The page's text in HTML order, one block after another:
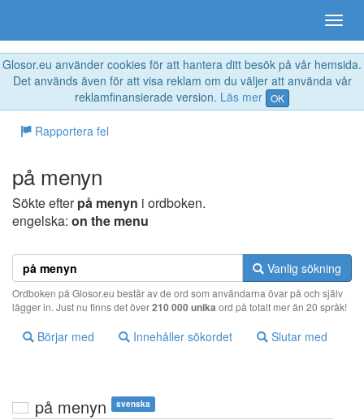
Glosor.eu använder cookies för att hantera ditt besök på vår hemsida.
Det används även för att visa reklam om du väljer att använda vår
reklamfinansierade version. Läs mer OK
Rapportera fel
på menyn
Sökte efterpå menyn i ordboken.
engelska: on the menu
Vanlig sökning
Ordboken på Glosor.eu består av de ord som användarna övar på och själv
lägger in. Just nu finns det över210 000 unika ord på totalt mer än 20 språk!
Börjar med Innehåller sökordet Slutar med
på menyn svenska